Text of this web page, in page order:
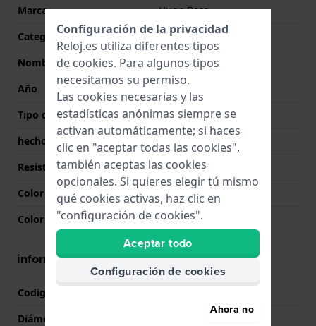
Marca
Hugo Boss
Categoría
Hugo
Nombre
Grail Sport
Año
2025 Primavera/Verano
Tipo de pantalla
analógico
hecho en Suiza
Resistencia al agua
5 Bar (Ducha)
Color de la esfera
Gris
Color de la aguja (h,m,s)
Gris, Gris, Blanco
información de la caja
Codigo de caja
Diámetro
Configuración de la privacidad
Reloj.es utiliza diferentes tipos
de cookies. Para algunos tipos
necesitamos su permiso.
Las cookies necesarias y las
estadísticas anónimas siempre se
activan automáticamente; si haces
clic en "aceptar todas las cookies",
también aceptas las cookies
opcionales. Si quieres elegir tú mismo
qué cookies activas, haz clic en
"configuración de cookies".
Aceptar todo
Configuración de cookies
Ahora no